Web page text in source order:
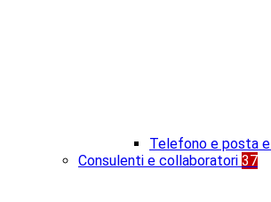
Telefono e posta
Consulenti e collaboratori 37